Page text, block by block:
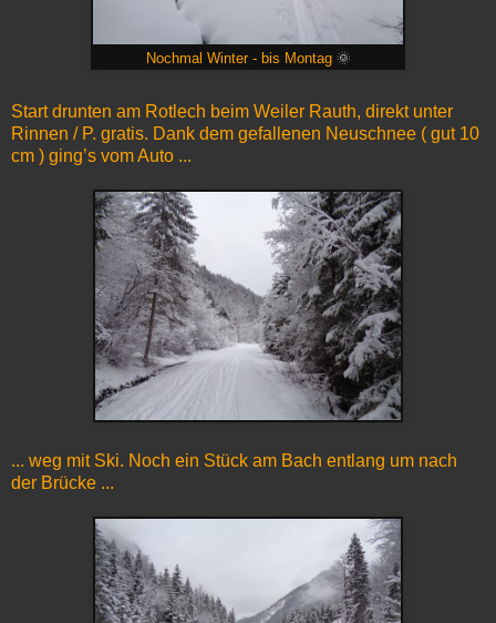
Nochmal Winter - bis Montag🌞
Start drunten am Rotlech beim Weiler Rauth, direkt unter
Rinnen / P. gratis. Dank dem gefallenen Neuschnee ( gut 10
cm ) ging’s vom Auto ...
... weg mit Ski. Noch ein Stück am Bach entlang um nach
der Brücke ...